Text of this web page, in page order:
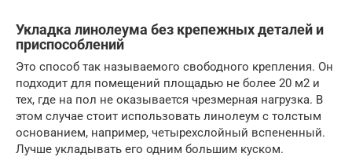
Укладка линолеума без крепежных деталей и
приспособлений
Это способ так называемого свободного крепления. Он
подходит для помещений площадью не более 20 м2 и
тех, где на пол не оказывается чрезмерная нагрузка. В
этом случае стоит использовать линолеум с толстым
основанием, например, четырехслойный вспененный.
Лучше укладывать его одним большим куском.